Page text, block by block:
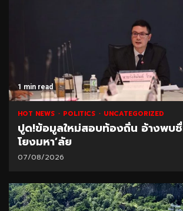
1 min read
HOT NEWS POLITICS UNCATEGORIZED
ปูด!ข้อมูลใหม่สอบท้องถิ่น อ้างพบ
โยงมหา’ลัย
07/08/2026